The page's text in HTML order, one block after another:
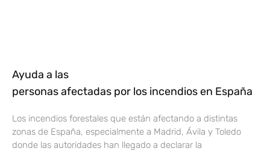
Ayuda a las
personas afectadas por los incendios en España
Los incendios forestales que están afectando a distintas
zonas de España, especialmente a Madrid, Ávila y Toledo
donde las autoridades han llegado a declarar la